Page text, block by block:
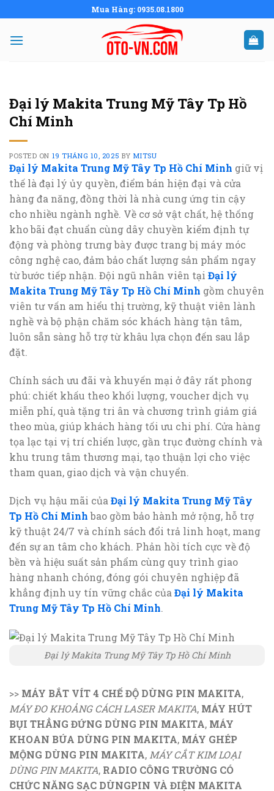
to
content
Mua Hàng: 0935.08.1800
Đại lý Makita Trung Mỹ Tây Tp Hồ
Chí Minh
POSTED ON 19 THÁNG 10, 2025 BY MITSU
Đại lý Makita Trung Mỹ Tây Tp Hồ Chí Minh giữ vị
thế là đại lý ủy quyền, điểm bán hiện đại và cửa
hàng đa năng, đồng thời là nhà cung ứng tin cậy
cho nhiều ngành nghề. Về cơ sở vật chất, hệ thống
kho bãi đạt chuẩn cùng dây chuyền kiểm định tự
động và phòng trưng bày được trang bị máy móc
công nghệ cao, đảm bảo chất lượng sản phẩm ngay
từ bước tiếp nhận. Đội ngũ nhân viên tại Đại lý
Makita Trung Mỹ Tây Tp Hồ Chí Minh gồm chuyên
viên tư vấn am hiểu thị trường, kỹ thuật viên lành
nghề và bộ phận chăm sóc khách hàng tận tâm,
luôn sẵn sàng hỗ trợ từ khâu lựa chọn đến sau lắp
đặt.
Chính sách ưu đãi và khuyến mại ở đây rất phong
phú: chiết khấu theo khối lượng, voucher dịch vụ
miễn phí, quà tặng tri ân và chương trình giảm giá
theo mùa, giúp khách hàng tối ưu chi phí. Cửa hàng
tọa lạc tại vị trí chiến lược, gần trục đường chính và
khu trung tâm thương mại, tạo thuận lợi cho việc
tham quan, giao dịch và vận chuyển.
Dịch vụ hậu mãi của Đại lý Makita Trung Mỹ Tây
Tp Hồ Chí Minhbao gồm bảo hành mở rộng, hỗ trợ
kỹ thuật 24/7 và chính sách đổi trả linh hoạt, mang
đến sự an tâm cho khách. Phản hồi tích cực về độ
bền và hiệu suất sản phẩm cùng quy trình giao
hàng nhanh chóng, đóng gói chuyên nghiệp đã
khẳng định uy tín vững chắc của Đại lý Makita
Trung Mỹ Tây Tp Hồ Chí Minh.
Đại lý Makita Trung Mỹ Tây Tp Hồ Chí Minh
>> MÁY BẮT VÍT 4 CHẾ ĐỘ DÙNG PIN MAKITA,
MÁY ĐO KHOẢNG CÁCH LASER MAKITA, MÁY HÚT
BỤI THẲNG ĐỨNG DÙNG PIN MAKITA, MÁY
KHOAN BÚA DÙNG PIN MAKITA, MÁY GHÉP
MỘNG DÙNG PIN MAKITA, MÁY CẮT KIM LOẠI
DÙNG PIN MAKITA, RADIO CÔNG TRƯỜNG CÓ
CHỨC NĂNG SẠC DÙNGPIN VÀ ĐIỆN MAKITA